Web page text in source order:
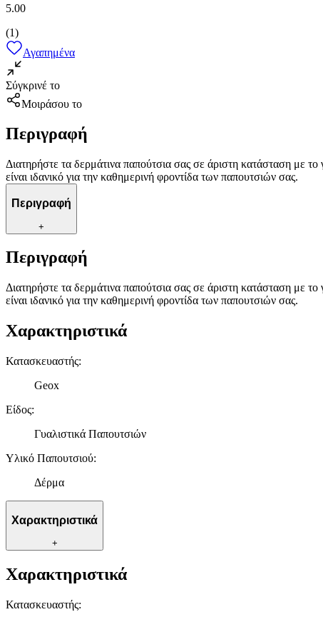
5.00
(1)
Αγαπημένα
Σύγκρινέ το
Μοιράσου το
Περιγραφή
Διατηρήστε τα δερμάτινα παπούτσια σας σε άριστη κατάσταση με
είναι ιδανικό για την καθημερινή φροντίδα των παπουτσιών σας.
Περιγραφή
+
Περιγραφή
Διατηρήστε τα δερμάτινα παπούτσια σας σε άριστη κατάσταση με
είναι ιδανικό για την καθημερινή φροντίδα των παπουτσιών σας.
Χαρακτηριστικά
Κατασκευαστής:
Geox
Είδος:
Γυαλιστικά Παπουτσιών
Υλικό Παπουτσιού:
Δέρμα
Χαρακτηριστικά
+
Χαρακτηριστικά
Κατασκευαστής: